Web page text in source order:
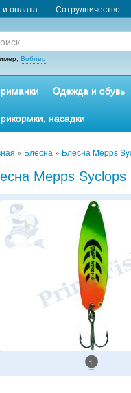
и оплата Сотрудничество
Воблер
Одежда и обувь
насадки
» Блесна » Блесна Mepps
Mepps Syclops
1